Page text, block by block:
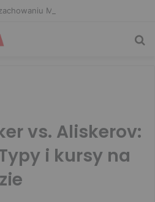
vs. Aliskerov:
i kursy na